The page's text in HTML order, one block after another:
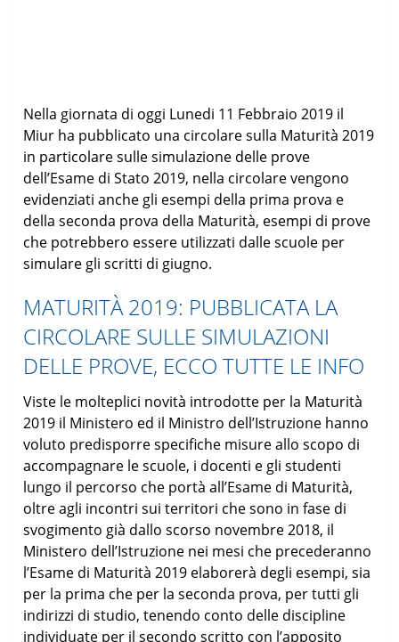
Nella giornata di oggi Lunedi 11 Febbraio 2019 il
Miur ha pubblicato una circolare sulla Maturità 2019
in particolare sulle simulazione delle prove
dell’Esame di Stato 2019, nella circolare vengono
evidenziati anche gli esempi della prima prova e
della seconda prova della Maturità, esempi di prove
che potrebbero essere utilizzati dalle scuole per
simulare gli scritti di giugno.
MATURITÀ 2019: PUBBLICATA LA
CIRCOLARE SULLE SIMULAZIONI
DELLE PROVE, ECCO TUTTE LE INFO
Viste le molteplici novità introdotte per la Maturità
2019 il Ministero ed il Ministro dell’Istruzione hanno
voluto predisporre specifiche misure allo scopo di
accompagnare le scuole, i docenti e gli studenti
lungo il percorso che portà all’Esame di Maturità,
oltre agli incontri sui territori che sono in fase di
svogimento già dallo scorso novembre 2018, il
Ministero dell’Istruzione nei mesi che precederanno
l’Esame di Maturità 2019 elaborerà degli esempi, sia
per la prima che per la seconda prova, per tutti gli
indirizzi di studio, tenendo conto delle discipline
individuate per il secondo scritto con l’apposito